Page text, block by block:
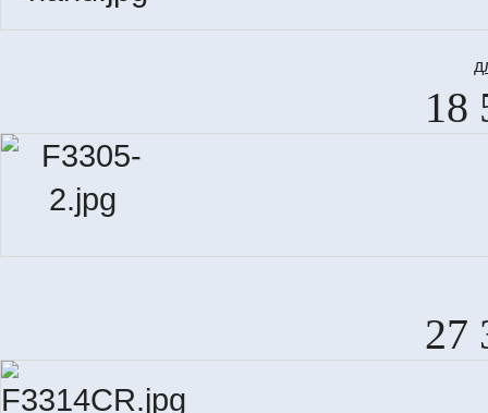
18
27